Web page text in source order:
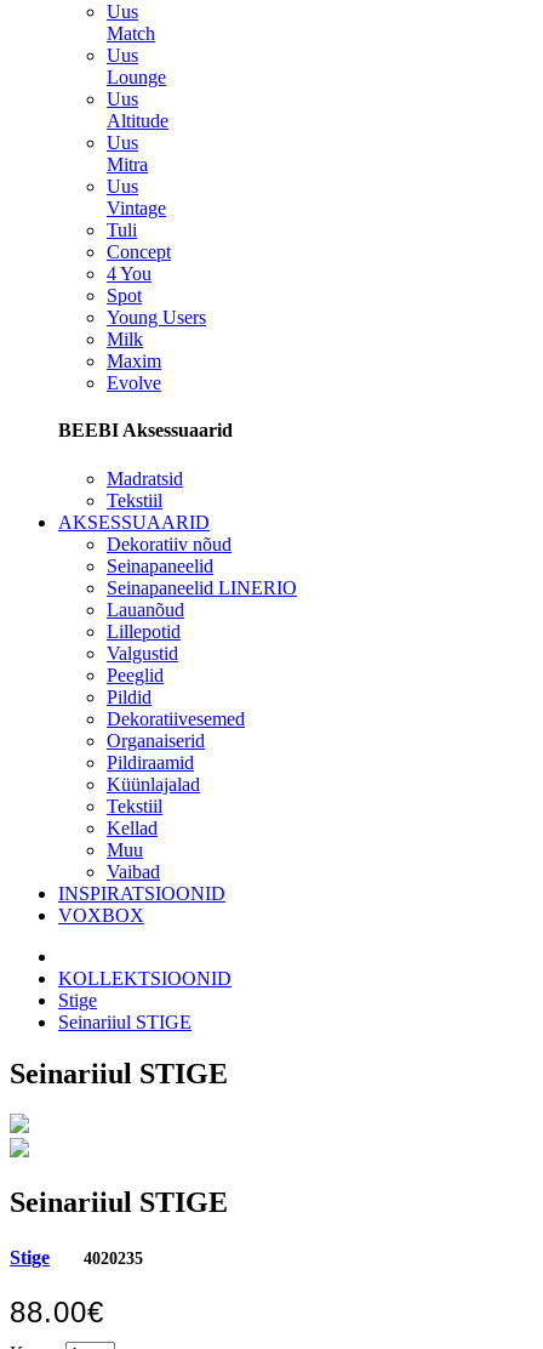
Uus
Match
Uus
Lounge
Uus
Altitude
Uus
Mitra
Uus
Vintage
Tuli
Concept
4 You
Spot
Young Users
Milk
Maxim
Evolve
BEEBI Aksessuaarid
Madratsid
Tekstiil
AKSESSUAARID
Dekoratiiv nõud
Seinapaneelid
Seinapaneelid LINERIO
Lauanõud
Lillepotid
Valgustid
Peeglid
Pildid
Dekoratiivesemed
Organaiserid
Pildiraamid
Küünlajalad
Tekstiil
Kellad
Muu
Vaibad
INSPIRATSIOONID
VOXBOX
KOLLEKTSIOONID
Stige
Seinariiul STIGE
Seinariiul STIGE
Seinariiul STIGE
Stige 4020235
88.00€